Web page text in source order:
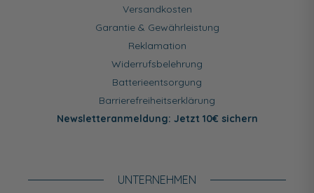
Versandkosten
Garantie & Gewährleistung
Reklamation
Widerrufsbelehrung
Batterieentsorgung
Barrierefreiheitserklärung
Newsletteranmeldung: Jetzt 10€ sichern
UNTERNEHMEN